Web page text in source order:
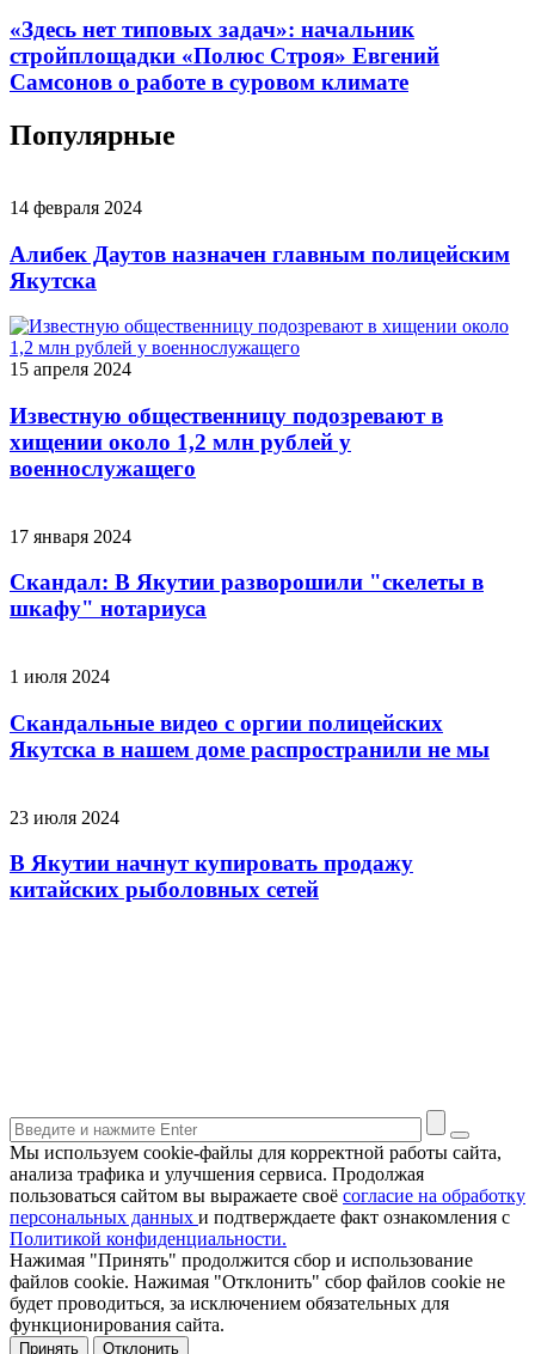
«Здесь нет типовых задач»: начальник
стройплощадки «Полюс Строя» Евгений
Самсонов о работе в суровом климате
Популярные
14 февраля 2024
Алибек Даутов назначен главным полицейским
Якутска
15 апреля 2024
Известную общественницу подозревают в
хищении около 1,2 млн рублей у
военнослужащего
17 января 2024
Скандал: В Якутии разворошили "скелеты в
шкафу" нотариуса
1 июля 2024
Скандальные видео с оргии полицейских
Якутска в нашем доме распространили не мы
23 июля 2024
В Якутии начнут купировать продажу
китайских рыболовных сетей
Мы используем cookie-файлы для корректной работы сайта,
анализа трафика и улучшения сервиса. Продолжая
пользоваться сайтом вы выражаете своё согласие на обработку
персональных данных и подтверждаете факт ознакомления с
Политикой конфиденциальности.
Нажимая "Принять" продолжится сбор и использование
файлов cookie. Нажимая "Отклонить" сбор файлов cookie не
будет проводиться, за исключением обязательных для
функционирования сайта.
Принять Отклонить